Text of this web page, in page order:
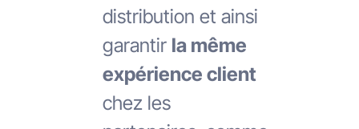
distribution et ainsi
garantir la même
expérience client
chez les